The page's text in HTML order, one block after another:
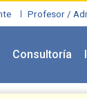
Profesor /
Consultoría